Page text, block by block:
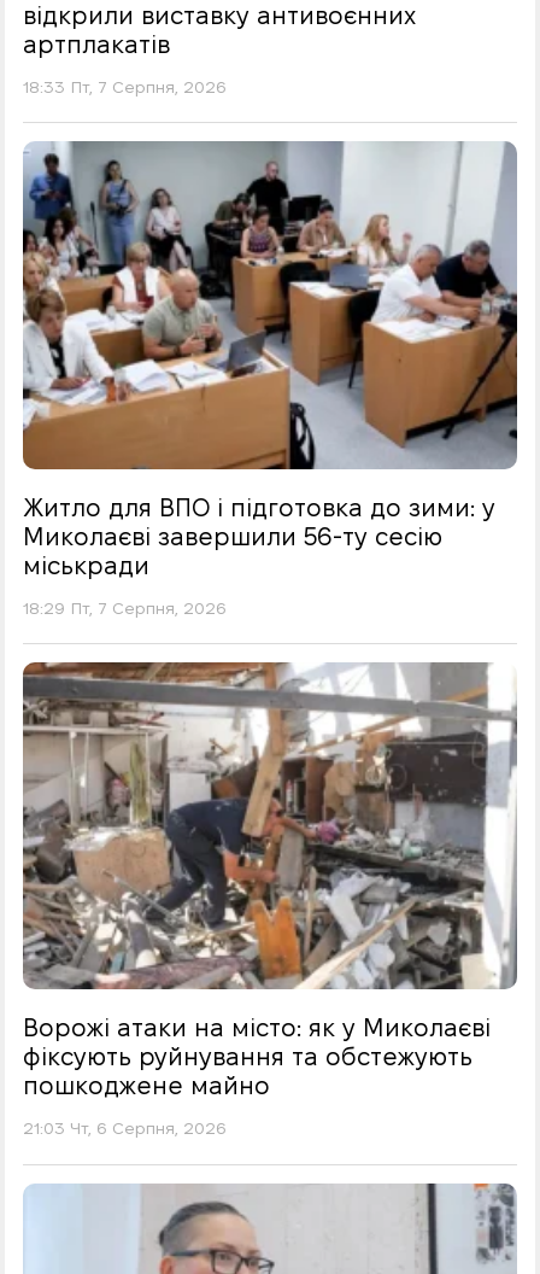
відкрили виставку антивоєнних
артплакатів
18:33 Пт, 7 Серпня, 2026
Житло для ВПО і підготовка до зими: у
Миколаєві завершили 56-ту сесію
міськради
18:29 Пт, 7 Серпня, 2026
Ворожі атаки на місто: як у Миколаєві
фіксують руйнування та обстежують
пошкоджене майно
21:03 Чт, 6 Серпня, 2026